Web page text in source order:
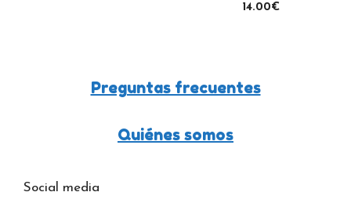
14.00€
Preguntas frecuentes
Quiénes somos
Social media